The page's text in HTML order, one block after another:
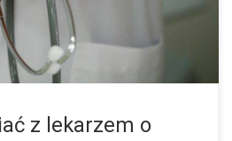
tym do lekarza. Najlepszym i
sposobem na […]
z lekarzem o